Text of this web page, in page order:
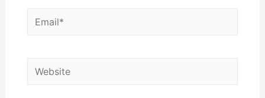
Email*
Website